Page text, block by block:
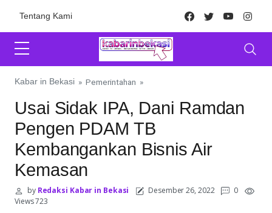
Tentang Kami Facebook
TwitterYoutube
Kabar in Bekasi » Pemerintahan »
Usai Sidak IPA, Dani Ramdan
Pengen PDAM TB
Kembangankan Bisnis Air
Kemasan
byRedaksi Kabar in Bekasi Desember 26, 2022
0
Views 723